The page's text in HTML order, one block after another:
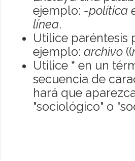
ejemplo: -política
línea.
Utilice paréntesis
ejemplo: archivo((
Utilice * en un
secuencia de
hará que
"sociológico" o